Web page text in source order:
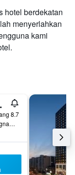
hotel berdekatan
menyerlahkan
kami
8.7
415, Teheran-ro, Gangnam-gu, Seoul, Korea Selatan